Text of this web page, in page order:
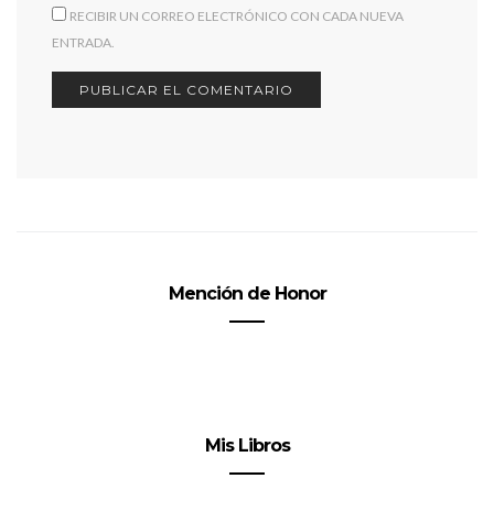
RECIBIR UN CORREO ELECTRÓNICO CON CADA NUEVA
ENTRADA.
Mención de Honor
Mis Libros